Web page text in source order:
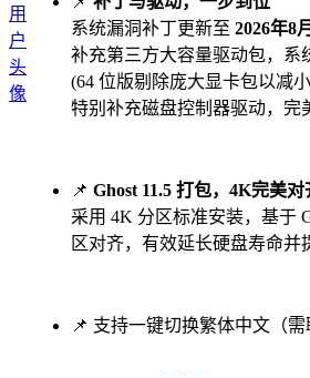
系统漏洞补丁更新至 2026年8月
补充第三方大容量驱动包，系
(64 位版剔除庞大显卡包以减
特别补充磁盘控制器驱动，
📌 Ghost 11.5 打包，4K完美对
采用 4K 分区标准安装，基于
区对齐，有效延长硬盘寿命并
📌 支持一键切换繁体中文（